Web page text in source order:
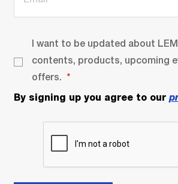
I want to be updated about
contents, products, upcoming
offers.
By signing up you agree to our